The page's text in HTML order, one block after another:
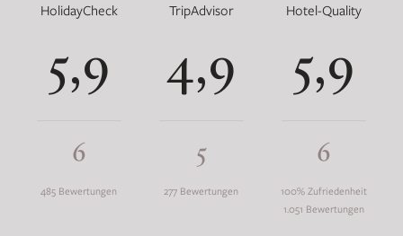
HolidayCheck
5,9
6
485 Bewertungen
TripAdvisor
4,9
5
277 Bewertungen
Hotel-Quality
5,9
6
100% Zufriedenheit
1.051 Bewertungen